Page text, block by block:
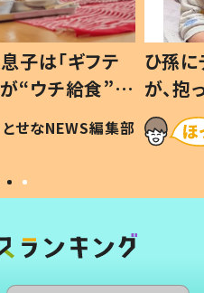
子は「ギフテ
“ウチ給食”を
は #令和の親
とせなNEWS編集部
ひ孫
が、
「涙が
い」